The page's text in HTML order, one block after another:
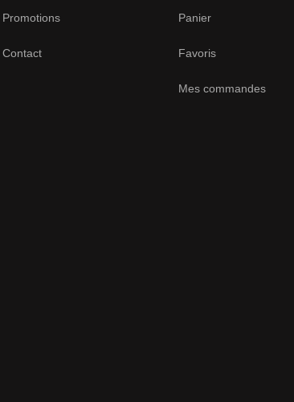
Promotions
Contact
Panier
Favoris
Mes commandes